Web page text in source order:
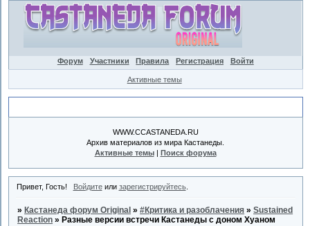
Форум Участники Правила Регистрация Войти
Активные темы
WWW.CCASTANEDA.RU
Архив материалов из мира Кастанеды.
Активные темы| Поиск форума
Привет, Гость! Войдитеили зарегистрируйтесь.
» Кастанеда форум Original »#Критика и разоблачения »Sustained
Reaction » Разные версии встречи Кастанеды с доном Хуаном